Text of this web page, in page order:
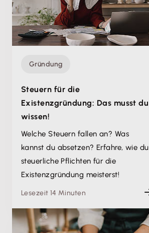
Gründung
Steuern für die
Existenzgründung: Das musst du
wissen!
Welche Steuern fallen an? Was
kannst du absetzen? Erfahre, wie du
steuerliche Pflichten für die
Existenzgründung meisterst!
Lesezeit 14 Minuten